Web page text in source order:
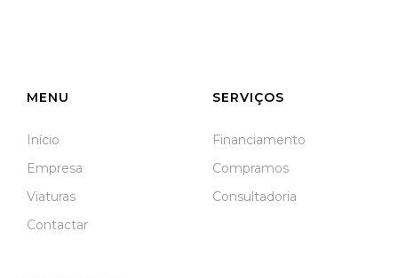
MENU
Início
Empresa
Viaturas
Contactar
SERVIÇOS
Financiamento
Compramos
Consultadoria